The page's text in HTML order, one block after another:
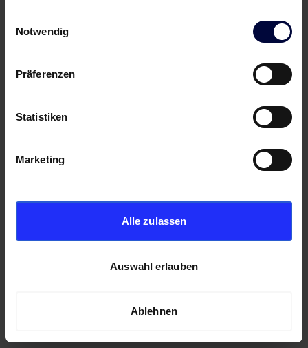
Notwendig
Präferenzen
Statistiken
Marketing
Alle zulassen
Auswahl erlauben
Ablehnen